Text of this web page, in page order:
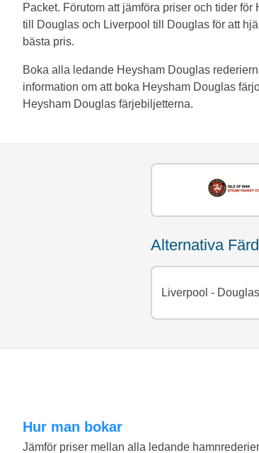
Packet. Förutom att jämföra priser och tider
till Douglas och Liverpool till Douglas för att
bästa pris.
Boka alla ledande Heysham Douglas
information om att boka Heysham Douglas
Heysham Douglas färjebiljetterna.
Alternativa
Liverpool - Douglas
Hur man bokar
Jämför priser mellan alla ledande